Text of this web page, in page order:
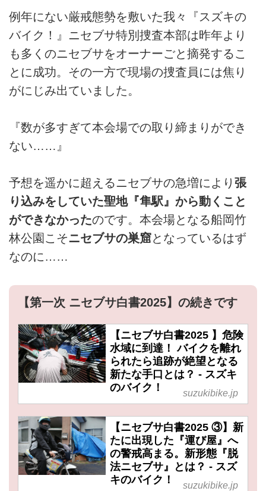
例年にない厳戒態勢を敷いた我々『スズキの
バイク！』ニセブサ特別捜査本部は昨年より
も多くのニセブサをオーナーごと摘発するこ
とに成功。その一方で現場の捜査員には焦り
がにじみ出ていました。
『数が多すぎて本会場での取り締まりができ
ない……』
予想を遥かに超えるニセブサの急増により 張
り込みをしていた聖地『隼駅』から動くこと
ができなかったのです。本会場となる船岡竹
林公園こそニセブサの巣窟となっているはず
なのに……
【第一次 ニセブサ白書2025】の続きです
【ニセブサ白書2025 】危険
水域に到達！ バイクを離れ
られたら追跡が絶望となる
新たな手口とは？ - スズキ
のバイク！
suzukibike.jp
【ニセブサ白書2025 ③】新
たに出現した『運び屋』へ
の警戒高まる。新形態『脱
法ニセブサ』とは？ - スズ
キのバイク！
suzukibike.jp